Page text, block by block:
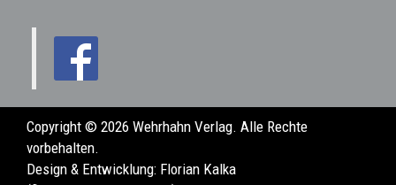
Copyright © 2026 Wehrhahn Verlag. Alle Rechte
vorbehalten.
Design & Entwicklung: Florian Kalka